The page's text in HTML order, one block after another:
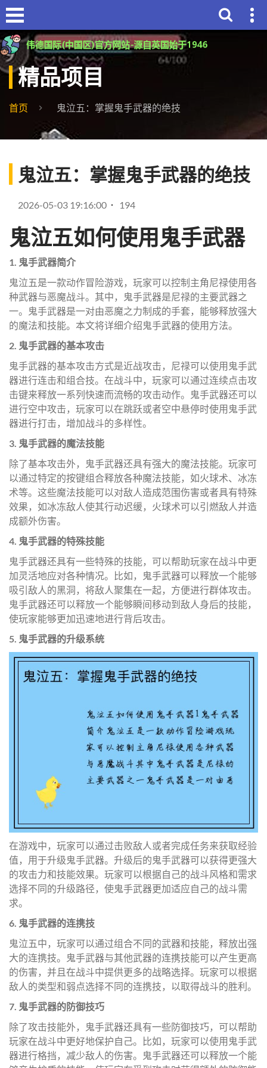
精品项目
首页 鬼泣五：掌握鬼手武器的绝技
鬼泣五：掌握鬼手武器的绝技
2026-05-03 19:16:00 194
鬼泣五如何使用鬼手武器
1. 鬼手武器简介
鬼泣五是一款动作冒险游戏，玩家可以控制主角尼禄使用各
种武器与恶魔战斗。其中，鬼手武器是尼禄的主要武器之
一。鬼手武器是一对由恶魔之力制成的手套，能够释放强大
的魔法和技能。本文将详细介绍鬼手武器的使用方法。
2. 鬼手武器的基本攻击
鬼手武器的基本攻击方式是近战攻击，尼禄可以使用鬼手武
器进行连击和组合技。在战斗中，玩家可以通过连续点击攻
击键来释放一系列快速而流畅的攻击动作。鬼手武器还可以
进行空中攻击，玩家可以在跳跃或者空中悬停时使用鬼手武
器进行打击，增加战斗的多样性。
3. 鬼手武器的魔法技能
除了基本攻击外，鬼手武器还具有强大的魔法技能。玩家可
以通过特定的按键组合释放各种魔法技能，如火球术、冰冻
术等。这些魔法技能可以对敌人造成范围伤害或者具有特殊
效果，如冰冻敌人使其行动迟缓，火球术可以引燃敌人并造
成额外伤害。
4. 鬼手武器的特殊技能
鬼手武器还具有一些特殊的技能，可以帮助玩家在战斗中更
加灵活地应对各种情况。比如，鬼手武器可以释放一个能够
吸引敌人的黑洞，将敌人聚集在一起，方便进行群体攻击。
鬼手武器还可以释放一个能够瞬间移动到敌人身后的技能，
使玩家能够更加迅速地进行背后攻击。
5. 鬼手武器的升级系统
在游戏中，玩家可以通过击败敌人或者完成任务来获取经验
值，用于升级鬼手武器。升级后的鬼手武器可以获得更强大
的攻击力和技能效果。玩家可以根据自己的战斗风格和需求
选择不同的升级路径，使鬼手武器更加适应自己的战斗需
求。
6. 鬼手武器的连携技
鬼泣五中，玩家可以通过组合不同的武器和技能，释放出强
大的连携技。鬼手武器与其他武器的连携技能可以产生更高
的伤害，并且在战斗中提供更多的战略选择。玩家可以根据
敌人的类型和弱点选择不同的连携技，以取得战斗的胜利。
7. 鬼手武器的防御技巧
除了攻击技能外，鬼手武器还具有一些防御技巧，可以帮助
玩家在战斗中更好地保护自己。比如，玩家可以使用鬼手武
器进行格挡，减少敌人的伤害。鬼手武器还可以释放一个能